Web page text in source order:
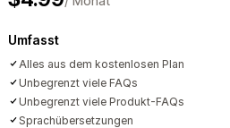
Umfasst
Alles aus dem kostenlosen Plan
Unbegrenzt viele FAQs
Unbegrenzt viele Produkt-FAQs
Sprachübersetzungen